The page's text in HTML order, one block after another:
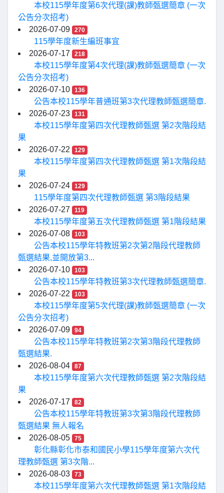
本校115學年度第6次代理(課)教師甄選簡章 (一次
公告分次招考)
2026-07-09
270
115學年度新生編班事宜
2026-07-17
218
本校115學年度第4次代理(課)教師甄選簡章 (一次
公告分次招考)
2026-07-10
136
公告本校115學年普通班第3次代理教師甄選簡章.
2026-07-23
131
本校115學年度第四次代理教師甄選 第2次階段結
果
2026-07-22
129
本校115學年度第四次代理教師甄選 第1次階段結
果
2026-07-24
129
115學年度第四次代理教師甄選 第3階段結果
2026-07-27
119
本校115學年度第五次代理教師甄選 第1階段結果
2026-07-08
103
公告本校115學年特教班第2次第2階段代理教師
甄選結果,並開放第3...
2026-07-10
103
公告本校115學年特教班第3次代理教師甄選簡章.
2026-07-22
103
本校115學年度第5次代理(課)教師甄選簡章 (一次
公告分次招考)
2026-07-09
94
公告本校115學年特教班第2次第3階段代理教師
甄選結果.
2026-08-04
87
本校115學年度第六次代理教師甄選 第2次階段結
果
2026-07-17
82
公告本校115學年特教班第3次第3階段代理教師
甄選結果 無人報名
2026-08-05
75
彰化縣彰化市泰和國民小學115學年度第六次代
理教師甄選 第3次階...
2026-08-03
73
本校115學年度第六次代理教師甄選 第1次階段結